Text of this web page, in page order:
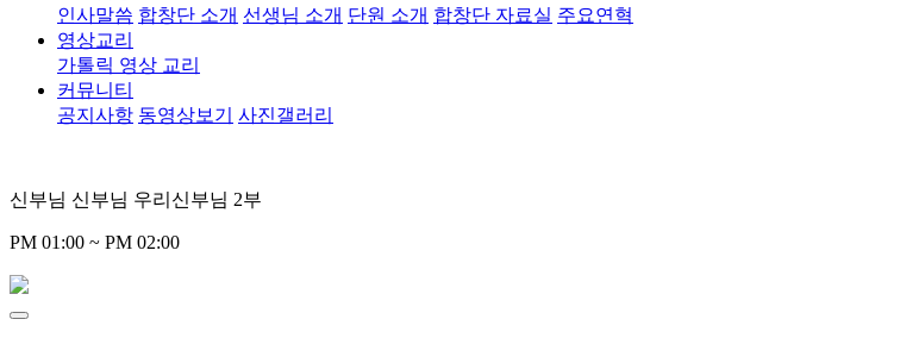
인사말씀 합창단 소개 선생님 소개 단원 소개 합창단 자료실 주요연혁
영상교리
가톨릭 영상 교리
커뮤니티
공지사항 동영상보기 사진갤러리
신부님 신부님 우리신부님 2부
PM 01:00 ~ PM 02:00